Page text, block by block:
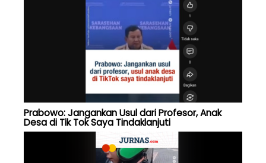
Prabowo: Jangankan Usul dari Profesor, Anak
Desa di Tik Tok Saya Tindaklanjuti